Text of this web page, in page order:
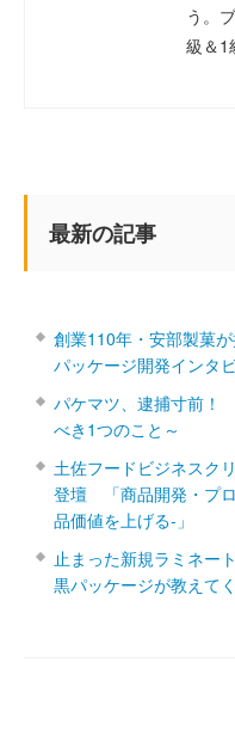
う。
級＆1
最新の記事
創業110年・安部製菓
パッケージ開発インタ
パケマツ、逮捕寸前！
べき1つのこと～
土佐フードビジネスク
登壇 「商品開発・プ
品価値を上げる‐」
止まった新規ラミネー
黒パッケージが教えて